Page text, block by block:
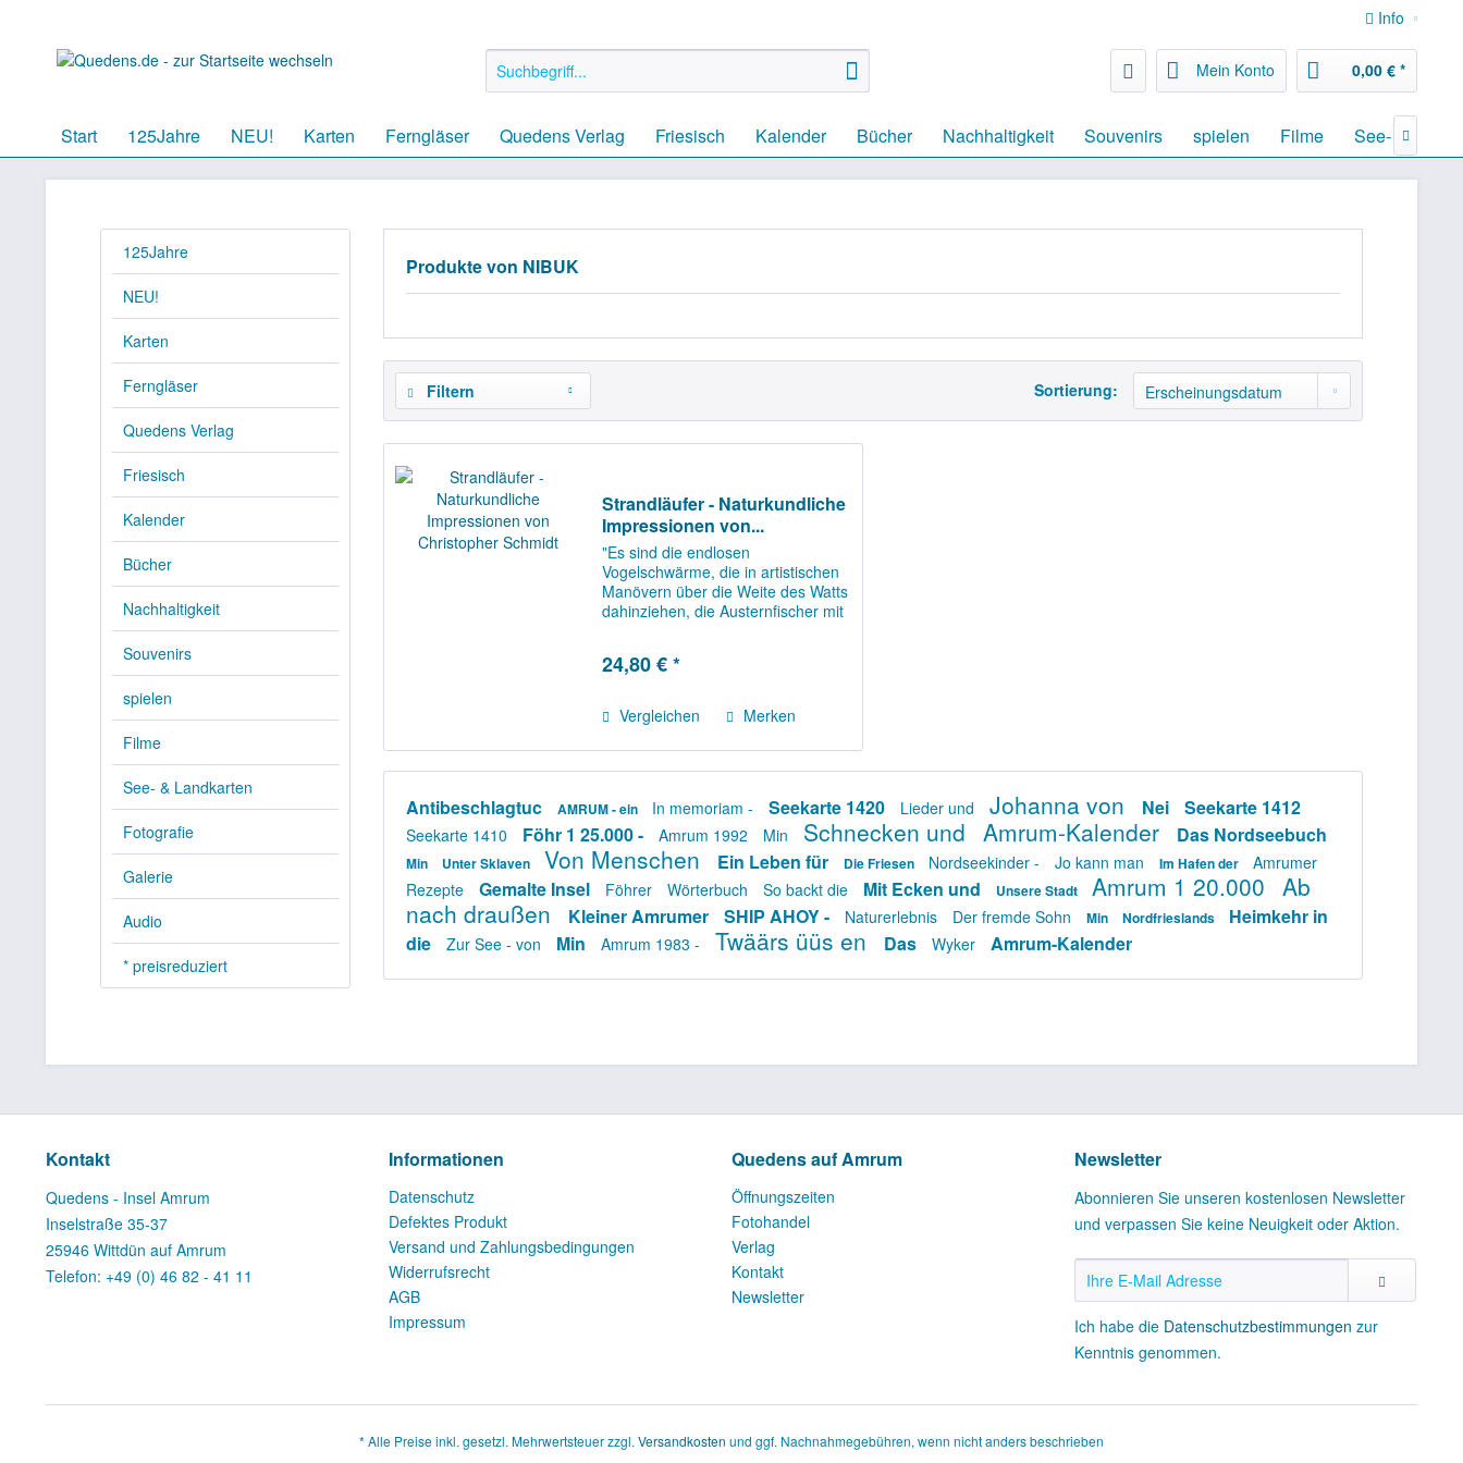
Info
Mein Konto 0,00 € *
Start 125Jahre NEU! Karten Ferngläser Quedens Verlag Friesisch Kalender Bücher Nachhaltigkeit Souvenirs spielen Filme See- &
125Jahre
NEU!
Karten
Ferngläser
Quedens Verlag
Friesisch
Kalender
Bücher
Nachhaltigkeit
Souvenirs
spielen
Filme
See- & Landkarten
Fotografie
Galerie
Audio
* preisreduziert
Produkte von NIBUK
Filtern Sortierung:
Strandläufer - Naturkundliche
Impressionen von...
"Es sind die endlosen
Vogelschwärme, die in artistischen
Manövern über die Weite des Watts
dahinziehen, die Austernfischer mit
vor der Kulisse des Leuchtturms
24,80 € *
Vergleichen Merken
Antibeschlagtuc AMRUM - ein In memoriam - Seekarte 1420 Lieder und Johanna von Nei Seekarte 1412
Seekarte 1410 Föhr 1 25.000 - Amrum 1992 Min Schnecken und Amrum-Kalender Das Nordseebuch
Min Unter Sklaven Von Menschen Ein Leben für Die Friesen Nordseekinder - Jo kann man Im Hafen der
Amrumer
Rezepte
Gemalte Insel Föhrer Wörterbuch So backt die Mit Ecken und Unsere Stadt Amrum 1 20.000 Ab
nach draußen
Kleiner Amrumer SHIP AHOY - Naturerlebnis Der fremde Sohn Min Nordfrieslands
Heimkehr in
die
Zur See - von Min Amrum 1983 - Twäärs üüs en Das Wyker Amrum-Kalender
Kontakt
Quedens - Insel Amrum
Inselstraße 35-37
25946 Wittdün auf Amrum
Telefon: +49 (0) 46 82 - 41 11
Informationen
Datenschutz
Defektes Produkt
Versand und Zahlungsbedingungen
Widerrufsrecht
AGB
Impressum
Quedens auf Amrum
Öffnungszeiten
Fotohandel
Verlag
Kontakt
Newsletter
Newsletter
Abonnieren Sie unseren kostenlosen Newsletter
und verpassen Sie keine Neuigkeit oder Aktion.
Ich habe die Datenschutzbestimmungen zur
Kenntnis genommen.
* Alle Preise inkl. gesetzl. Mehrwertsteuer zzgl. Versandkosten und ggf. Nachnahmegebühren, wenn nicht anders beschrieben